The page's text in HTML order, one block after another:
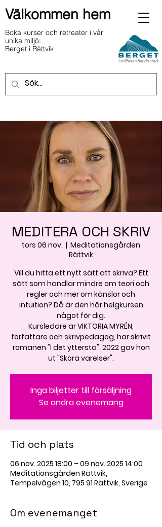
Välkommen hem
Boka kurser och retreater i vår
unika miljö:
Berget i Rättvik
MEDITERA OCH SKRIV
tors 06 nov.
  |
Meditationsgården
Rättvik
Vill du hitta ett nytt sätt att skriva? Ett
sätt som handlar mindre om teori och
regler och mer om känslor och
intuition? Då är den här helgkursen
något för dig.
Kursledare är VIKTORIA MYRÉN,
författare och skrivpedagog, har skrivit
romanen "I det yttersta". 2022 gav hon
ut "Sköra varelser".
Inga biljetter till försäljning
Se andra evenemang
Tid och plats
06 nov. 2025 18:00 – 09 nov. 2025 14:00
Meditationsgården Rättvik,
Tempelvägen 10, 795 91 Rättvik, Sverige
Om evenemanget